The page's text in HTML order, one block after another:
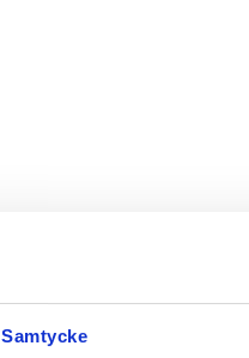
Samtycke